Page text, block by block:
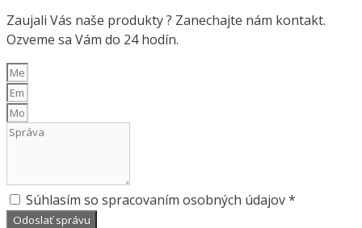
Zaujali Vás naše produkty ? Zanechajte nám kontakt.
Ozveme sa Vám do 24 hodín.
Súhlasím so spracovaním osobných údajov *
Odoslať správu